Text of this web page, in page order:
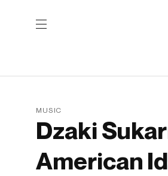
MUSIC
Dzaki
American